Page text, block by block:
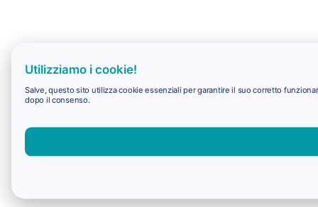
Utilizziamo i cookie!
Salve, questo sito utilizza cookie essenziali per garantire il suo corretto
dopo il consenso.